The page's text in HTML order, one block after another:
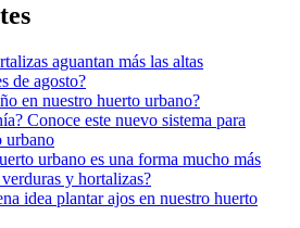
aguantan más las altas
de agosto?
en nuestro huerto urbano?
Conoce este nuevo sistema para
urbano
urbano es una forma mucho más
y hortalizas?
idea plantar ajos en nuestro huerto